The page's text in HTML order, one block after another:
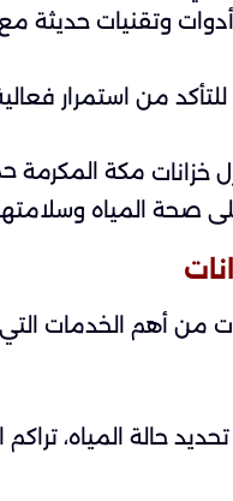
وتقنيات حديثة مع
للتأكد من استمرار
خزانات مكة المكرمة
صحة المياه
من أهم الخدمات
تحديد حالة المياه،